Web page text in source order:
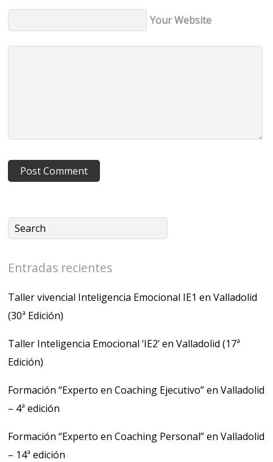
Your Website
Entradas recientes
Taller vivencial Inteligencia Emocional IE1 en Valladolid
(30ª Edición)
Taller Inteligencia Emocional ‘IE2’ en Valladolid (17ª
Edición)
Formación “Experto en Coaching Ejecutivo” en Valladolid
– 4ª edición
Formación “Experto en Coaching Personal” en Valladolid
– 14ª edición